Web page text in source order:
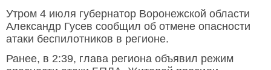
Утром 4 июля губернатор Воронежской области
Александр Гусев сообщил об отмене опасности
атаки беспилотников в регионе.
Ранее, в 2:39, глава региона объявил режим